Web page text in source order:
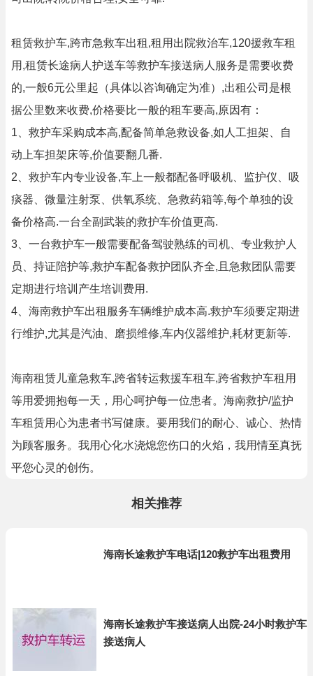
租赁救护车,跨市急救车出租,租用出院救治车,120援救车租
用,租赁长途病人护送车等救护车接送病人服务是需要收费
的,一般6元公里起（具体以咨询确定为准）,出租公司是根
据公里数来收费,价格要比一般的租车要高,原因有：
1、救护车采购成本高,配备简单急救设备,如人工担架、自
动上车担架床等,价值要翻几番.
2、救护车内专业设备,车上一般都配备呼吸机、监护仪、吸
痰器、微量注射泵、供氧系统、急救药箱等,每个单独的设
备价格高.一台全副武装的救护车价值更高.
3、一台救护车一般需要配备驾驶熟练的司机、专业救护人
员、持证陪护等,救护车配备救护团队齐全,且急救团队需要
定期进行培训产生培训费用.
4、海南救护车出租服务车辆维护成本高.救护车须要定期进
行维护,尤其是汽油、磨损维修,车内仪器维护,耗材更新等.
海南租赁儿童急救车,跨省转运救援车租车,跨省救护车租用
等用爱拥抱每一天，用心呵护每一位患者。海南救护/监护
车租赁用心为患者书写健康。要用我们的耐心、诚心、热情
为顾客服务。我用心化水浇熄您伤口的火焰，我用情至真抚
平您心灵的创伤。
相关推荐
海南长途救护车电话|120救护车出租费用
海南长途救护车接送病人出院-24小时救护车
接送病人